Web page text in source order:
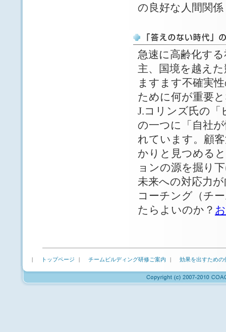
の良好な人間関
急速に高齢化す
主、国境を越え
ますます不確実
ために何が重要
J.コリンズ氏の
の一つに「自社
れています。顧
かりと見つめる
ョンの源を掘り
未来への対応力
コーチング（チ
たらよいのか？
トップページ チームビルディング研修ご案内 効果を出すための